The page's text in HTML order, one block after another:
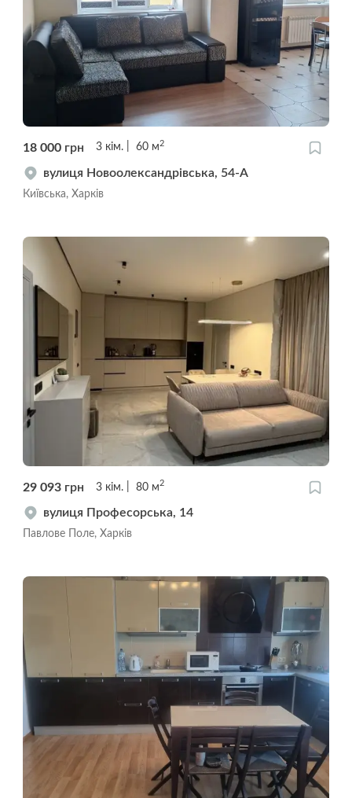
18 000 грн 3 кім. 60 м 2
вулиця Новоолександрівська, 54-А
Київська, Харків
29 093 грн 3 кім. 80 м2
вулиця Професорська, 14
Павлове Поле, Харків